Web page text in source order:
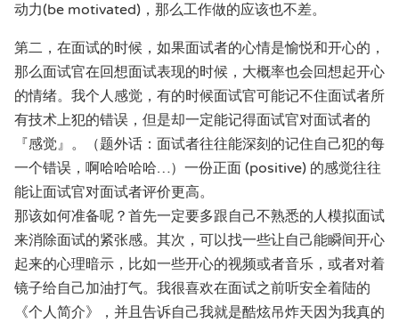
动力(be motivated)，那么工作做的应该也不差。
第二，在面试的时候，如果面试者的心情是愉悦和开心的，
那么面试官在回想面试表现的时候，大概率也会回想起开心
的情绪。我个人感觉，有的时候面试官可能记不住面试者所
有技术上犯的错误，但是却一定能记得面试官对面试者的
『感觉』。（题外话：面试者往往能深刻的记住自己犯的每
一个错误，啊哈哈哈哈…）一份正面 (positive) 的感觉往往
能让面试官对面试者评价更高。
那该如何准备呢？首先一定要多跟自己不熟悉的人模拟面试
来消除面试的紧张感。其次，可以找一些让自己能瞬间开心
起来的心理暗示，比如一些开心的视频或者音乐，或者对着
镜子给自己加油打气。我很喜欢在面试之前听安全着陆的
《个人简介》，并且告诉自己我就是酷炫吊炸天因为我真的